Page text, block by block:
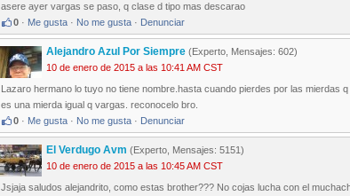
asere ayer vargas se paso, q clase d tipo mas descarao
0 · Me gusta · No me gusta · Denunciar
Alejandro Azul Por Siempre (Experto, Mensajes: 602)
10 de enero de 2015 a las 10:41 AM CST
Lazaro hermano lo tuyo no tiene nombre.hasta cuando pierdes por las mierdas
es una mierda igual q vargas. reconocelo bro.
0 · Me gusta · No me gusta · Denunciar
El Verdugo Avm (Experto, Mensajes: 5151)
10 de enero de 2015 a las 10:45 AM CST
Jsjaja saludos alejandrito, como estas brother??? No cojas lucha con el